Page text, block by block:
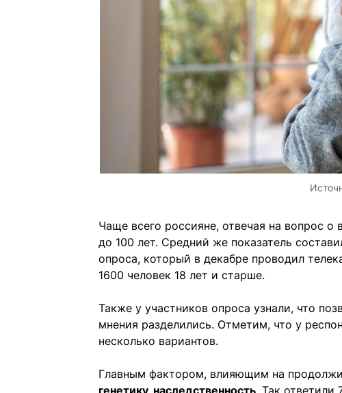
Чаще всего россияне, отвечая на вопрос
до 100 лет. Средний же показатель
опроса, который в декабре проводил
1600 человек 18 лет и старше.
Также у участников опроса узнали, что
мнения разделились. Отметим, что у
несколько вариантов.
Главным фактором, влияющим на